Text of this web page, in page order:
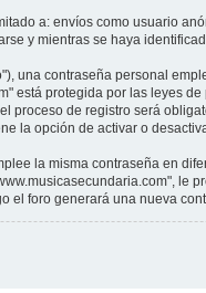
a: envíos como usuario
y mientras se haya
contraseña personal
protegida por las leyes
de registro será
la opción de activar o
la misma contraseña en
le
el foro generará una nueva